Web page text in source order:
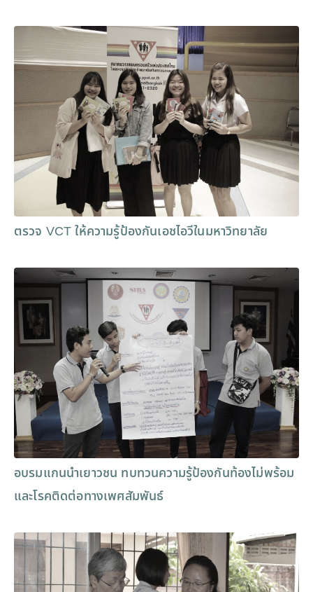
ตรวจ VCT ให้ความรู้ป้องกันเอชไอวีในมหาวิทยาลัย
อบรมแกนนำเยาวชน ทบทวนความรู้ป้องกันท้องไม่พร้อม
และโรคติดต่อทางเพศสัมพันธ์